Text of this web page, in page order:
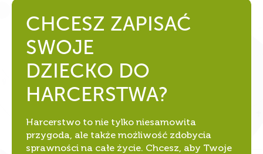
CHCESZ ZAPISAĆ
SWOJE
DZIECKO DO
HARCERSTWA?
Harcerstwo to nie tylko niesamowita
przygoda, ale także możliwość zdobycia
sprawności na całe życie. Chcesz, aby Twoje